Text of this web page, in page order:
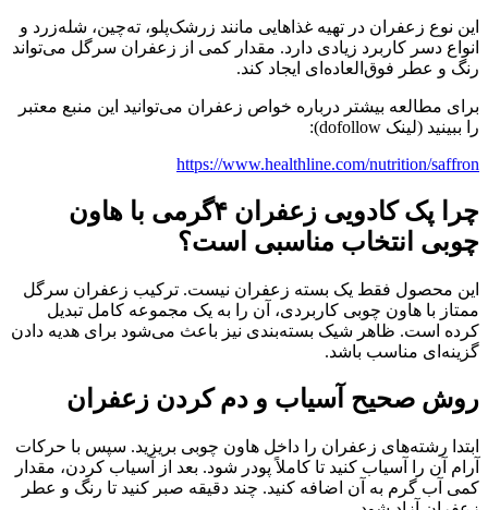
این نوع زعفران در تهیه غذاهایی مانند زرشک‌پلو، ته‌چین، شله‌زرد و
انواع دسر کاربرد زیادی دارد. مقدار کمی از زعفران سرگل می‌تواند
رنگ و عطر فوق‌العاده‌ای ایجاد کند.
برای مطالعه بیشتر درباره خواص زعفران می‌توانید این منبع معتبر
را ببینید (لینک dofollow):
https://www.healthline.com/nutrition/saffron
چرا پک کادویی زعفران ۴گرمی با هاون
چوبی انتخاب مناسبی است؟
این محصول فقط یک بسته زعفران نیست. ترکیب زعفران سرگل
ممتاز با هاون چوبی کاربردی، آن را به یک مجموعه کامل تبدیل
کرده است. ظاهر شیک بسته‌بندی نیز باعث می‌شود برای هدیه دادن
گزینه‌ای مناسب باشد.
روش صحیح آسیاب و دم کردن زعفران
ابتدا رشته‌های زعفران را داخل هاون چوبی بریزید. سپس با حرکات
آرام آن را آسیاب کنید تا کاملاً پودر شود. بعد از آسیاب کردن، مقدار
کمی آب گرم به آن اضافه کنید. چند دقیقه صبر کنید تا رنگ و عطر